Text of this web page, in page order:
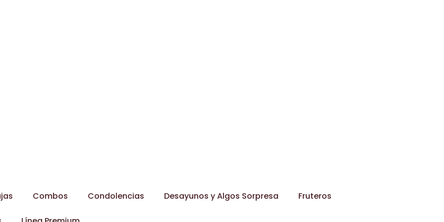
Combos Condolencias Desayunos y Algos Sorpresa Fruteros